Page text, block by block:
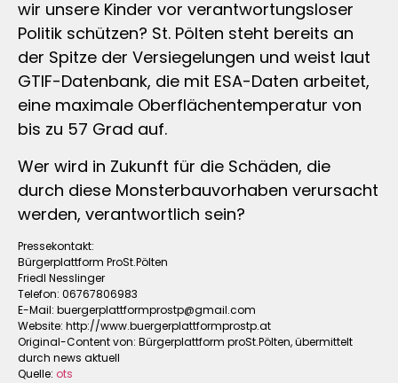
wir unsere Kinder vor verantwortungsloser
Politik schützen? St. Pölten steht bereits an
der Spitze der Versiegelungen und weist laut
GTIF-Datenbank, die mit ESA-Daten arbeitet,
eine maximale Oberflächentemperatur von
bis zu 57 Grad auf.
Wer wird in Zukunft für die Schäden, die
durch diese Monsterbauvorhaben verursacht
werden, verantwortlich sein?
Pressekontakt:
Bürgerplattform ProSt.Pölten
Friedl Nesslinger
Telefon: 06767806983
E-Mail: buergerplattformprostp@gmail.com
Website: http://www.buergerplattformprostp.at
Original-Content von: Bürgerplattform proSt.Pölten, übermittelt
durch news aktuell
Quelle: ots